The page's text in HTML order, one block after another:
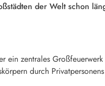
der Welt schon
ein zentrales
durch